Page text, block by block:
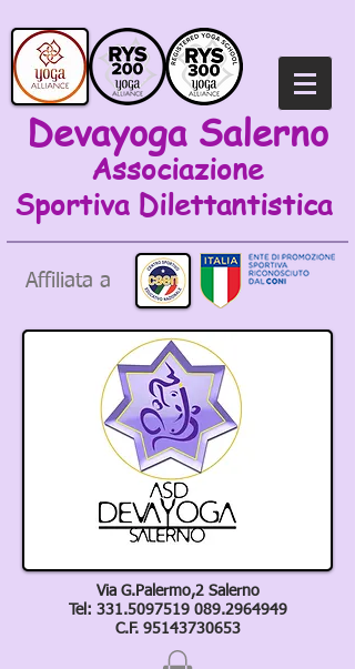
Devayoga Salerno
Associazione
Sportiva Dilettantistica
Affiliata a
Via G.Palermo,2 Salerno
Tel: 331.5097519 089.2964949
C.F. 95143730653